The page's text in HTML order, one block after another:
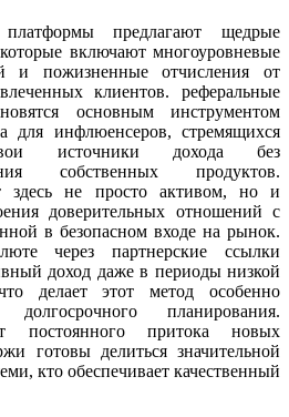
предлагают щедрые
включают многоуровневые
и пожизненные отчисления от
клиентов. реферальные
основным инструментом
для инфлюенсеров, стремящихся
источники дохода без
собственных продуктов.
здесь не просто активом, но и
доверительных отношений с
в безопасном входе на рынок.
через партнерские ссылки
доход даже в периоды низкой
делает этот метод особенно
планирования.
постоянного притока новых
готовы делиться значительной
кто обеспечивает качественный